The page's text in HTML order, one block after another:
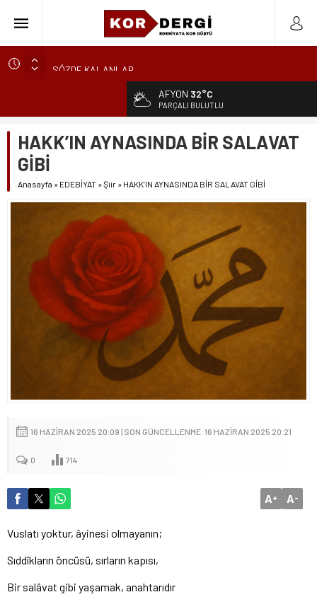
SÖZDE KALANLAR
LEYLA, AŞKIN ÖZNESİDİR
YIKILMAYAN GENÇLİK
BİR İKİNDİ HOMURTUSU
BİR DAKİKA KALA
CAM TAVANLARIN ÖTESİNDE BİR KADININ EMEĞ
BAŞTAN BAŞLAYAMAM
KARALAMALAR
AFYON 32°C
PARÇALI BULUTLU
HAKK’IN AYNASINDA BİR SALAVAT
GİBİ
Anasayfa » EDEBİYAT »Şiir » HAKK’IN AYNASINDA BİR SALAVAT GİBİ
16 HAZIRAN 2025 20:09 | SON GÜNCELLENME: 16 HAZIRAN 2025 20:21
0 714
A+ A-
Vuslatı yoktur, âyinesi olmayanın;
Sıddîkların öncüsü, sırların kapısı,
Bir salâvat gibi yaşamak, anahtarıdır